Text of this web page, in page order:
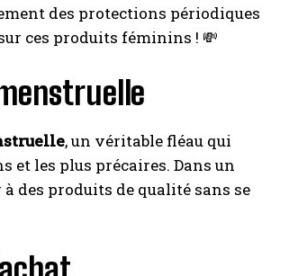
des protections périodiques
ces produits féminins ! 💸
, un véritable fléau qui
et les plus précaires. Dans un
des produits de qualité sans se